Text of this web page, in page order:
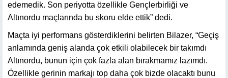
edemedik. Son periyotta özellikle Gençlerbirliği ve
Altınordu maçlarında bu skoru elde ettik” dedi.
Maçta iyi performans gösterdiklerini belirten Bilazer, “Geçiş
anlamında geniş alanda çok etkili olabilecek bir takımdı
Altınordu, bunun için çok fazla alan bırakmamız lazımdı.
Özellikle gerinin markajı top daha çok bizde olacaktı bunu